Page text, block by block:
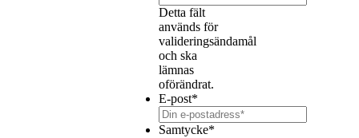
Detta fält
används för
valideringsändamål
och ska
lämnas
oförändrat.
E-post*
Samtycke*